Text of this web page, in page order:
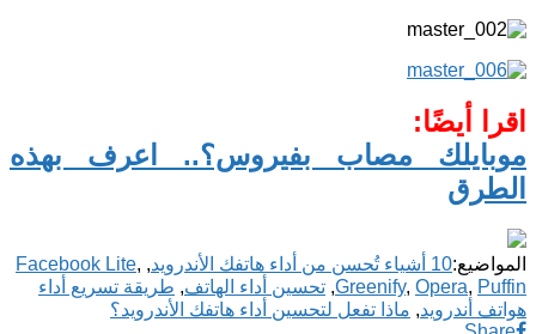
اقرا أيضًا:
موبايلك مصاب بفيروس؟.. اعرف بهذه
الطرق
المواضيع:10 أشياء تُحسن من أداء هاتفك الأندرويد ,
Facebook Lite,
Greenify, Opera, Puffin
, تحسين أداء الهاتف, طريقة تسريع أداء
هواتف أندرويد, ماذا تفعل لتحسين أداء هاتفك الأندرويد؟